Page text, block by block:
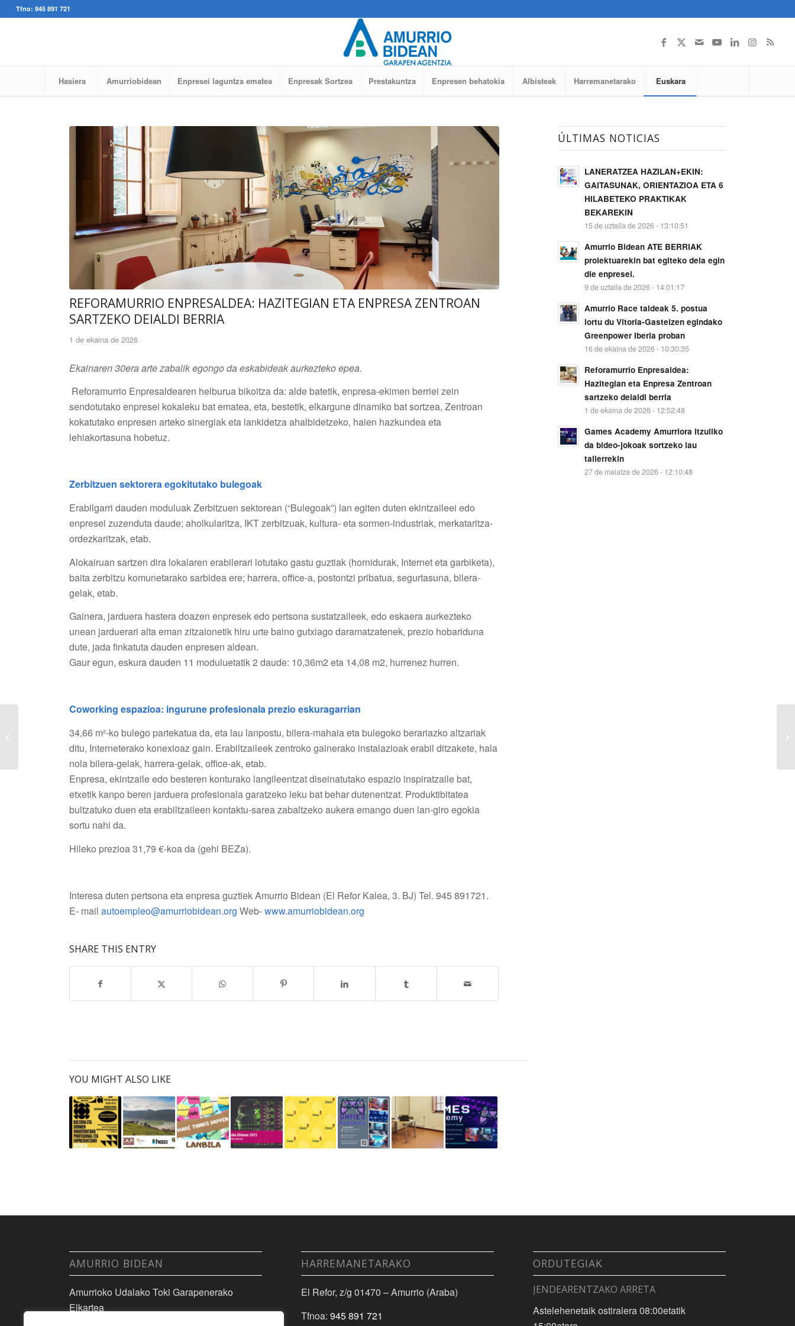
Tfno: 945 891 721
Hasiera Amurriobidean Enpresei laguntza ematea Enpresak Sortzea Prestakuntza Enpresen behatokia Albisteak Harremanetarako Euskara
REFORAMURRIO ENPRESALDEA: HAZITEGIAN ETA ENPRESA ZENTROAN
SARTZEKO DEIALDI BERRIA
1 de ekaina de 2026
Ekainaren 30era arte zabalik egongo da eskabideak aurkezteko epea.
Reforamurrio Enpresaldearen helburua bikoitza da: alde batetik, enpresa-ekimen berriei zein
sendotutako enpresei kokaleku bat ematea, eta, bestetik, elkargune dinamiko bat sortzea, Zentroan
kokatutako enpresen arteko sinergiak eta lankidetza ahalbidetzeko, haien hazkundea eta
lehiakortasuna hobetuz.
Zerbitzuen sektorera egokitutako bulegoak
Erabilgarri dauden moduluak Zerbitzuen sektorean (“Bulegoak”) lan egiten duten ekintzaileei edo
enpresei zuzenduta daude; aholkularitza, IKT zerbitzuak, kultura- eta sormen-industriak, merkataritza-
ordezkaritzak, etab.
Alokairuan sartzen dira lokalaren erabilerari lotutako gastu guztiak (hornidurak, Internet eta garbiketa),
baita zerbitzu komunetarako sarbidea ere; harrera, office-a, postontzi pribatua, segurtasuna, bilera-
gelak, etab.
Gainera, jarduera hastera doazen enpresek edo pertsona sustatzaileek, edo eskaera aurkezteko
unean jarduerari alta eman zitzaionetik hiru urte baino gutxiago daramatzatenek, prezio hobariduna
dute, jada finkatuta dauden enpresen aldean.
Gaur egun, eskura dauden 11 moduluetatik 2 daude: 10,36m2 eta 14,08 m2, hurrenez hurren.
Coworking espazioa: ingurune profesionala prezio eskuragarrian
34,66 m²-ko bulego partekatua da, eta lau lanpostu, bilera-mahaia eta bulegoko berariazko altzariak
ditu, Interneterako konexioaz gain. Erabiltzaileek zentroko gainerako instalazioak erabil ditzakete, hala
nola bilera-gelak, harrera-gelak, office-ak, etab.
Enpresa, ekintzaile edo besteren konturako langileentzat diseinatutako espazio inspiratzaile bat,
etxetik kanpo beren jarduera profesionala garatzeko leku bat behar dutenentzat. Produktibitatea
bultzatuko duen eta erabiltzaileen kontaktu-sarea zabaltzeko aukera emango duen lan-giro egokia
sortu nahi da.
Hileko prezioa 31,79 €-koa da (gehi BEZa).
Interesa duten pertsona eta enpresa guztiek Amurrio Bidean (El Refor Kalea, 3. BJ) Tel. 945 891721.
E- mailautoempleo@amurriobidean.org Web-www.amurriobidean.org
SHARE THIS ENTRY
YOU MIGHT ALSO LIKE
ÚLTIMAS NOTICIAS
LANERATZEA HAZILAN+EKIN:
GAITASUNAK, ORIENTAZIOA ETA 6
HILABETEKO PRAKTIKAK
BEKAREKIN
15 de uztaila de 2026 - 13:10:51
Amurrio Bidean ATE BERRIAK
proiektuarekin bat egiteko deia egin
die enpresei.
9 de uztaila de 2026 - 14:01:17
Amurrio Race taldeak 5. postua
lortu du Vitoria-Gasteizen egindako
Greenpower Iberia proban
16 de ekaina de 2026 - 10:30:35
Reforamurrio Enpresaldea:
Hazitegian eta Enpresa Zentroan
sartzeko deialdi berria
1 de ekaina de 2026 - 12:52:48
Games Academy Amurriora itzuliko
da bideo-jokoak sortzeko lau
tailerrekin
27 de maiatza de 2026 - 12:10:48
AMURRIO BIDEAN
Amurrioko Udalako Toki Garapenerako
Elkartea
HARREMANETARAKO
El Refor, z/g 01470 – Amurrio (Araba)
Tfnoa:945 891 721
ORDUTEGIAK
JENDEARENTZAKO ARRETA
Astelehenetaik ostiralera 08:00etatik
Amurriora itzuliko da
bideo-jokoak sortzeko